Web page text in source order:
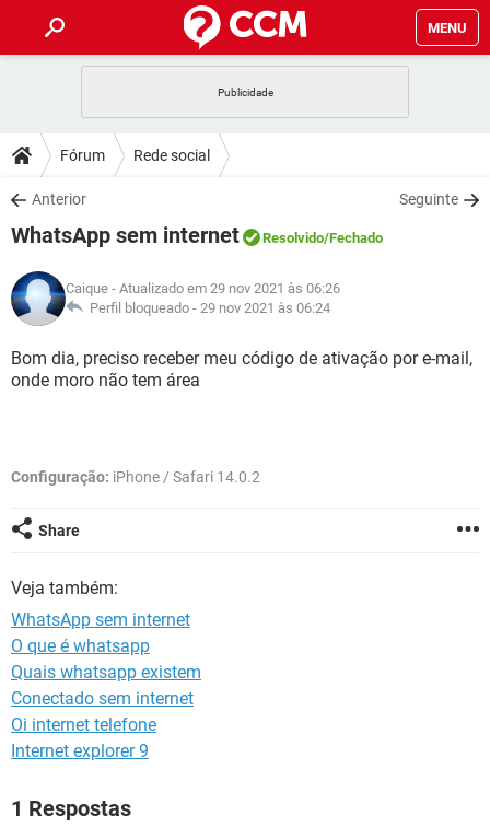
MENU
CELULAR
OUTLOOK
INSTAGRAM GMAIL
GUIA DE COMPRAS
DICAS
JOGOS
INSTAGRAM GMAIL
GUIA DE COMPRAS
DOWNLOADS
JOGOS WHATSAPP
CELULAR
OUTLOOK EXCEL
INSTAGRAM GMAIL
GUIA DE COMPRAS
JOGOS WHATSAPP
CELULAR
OUTLOOK EXCEL
GLOSSÁRIO
JOGOS WHATSAPP
CELULAR
Fórum Rede social
Anterior Seguinte
WhatsApp sem internet Resolvido/Fechado
Caique - Atualizado em 29 nov 2021 às 06:26
Perfil bloqueado - 29 nov 2021 às 06:24
Bom dia, preciso receber meu código de ativação por e-mail,
onde moro não tem área
Configuração: iPhone / Safari 14.0.2
Share
Veja também:
WhatsApp sem internet
O que é whatsapp
Quais whatsapp existem
Conectado sem internet
Oi internet telefone
Internet explorer 9
1 Respostas